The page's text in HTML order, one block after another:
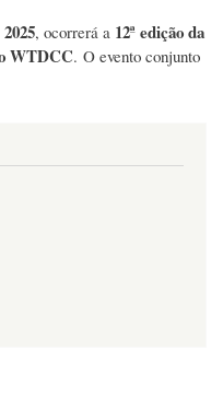
, ocorrerá a 12ª edição da
WTDCC. O evento conjunto